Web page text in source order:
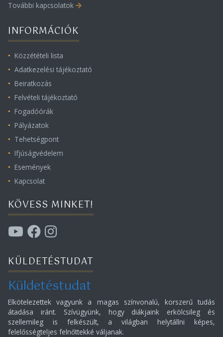
További kapcsolatok
INFORMÁCIÓK
Közzétételi lista
Adatkezelési tájékoztató
Beiratkozás
Felvételi tájékoztató
Fogadóórák
Pályázatok
Tehetségpont
Ifjúságvédelem
Események
Kapcsolat
KÖVESS MINKET!
KÜLDETÉSTUDAT
Küldetéstudat
Elkötelezettek vagyunk a magas színvonalú, korszerű tudás
átadása iránt. Szívügyünk, hogy diákjaink erkölcsileg és
szellemileg is felkészült, a világban helytállni képes,
felelősségteljes felnőttekké váljanak.